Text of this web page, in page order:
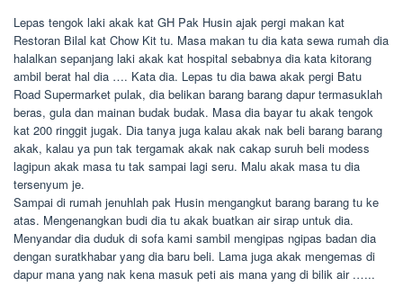
Lepas tengok laki akak kat GH Pak Husin ajak pergi makan kat
Restoran Bilal kat Chow Kit tu. Masa makan tu dia kata sewa rumah dia
halalkan sepanjang laki akak kat hospital sebabnya dia kata kitorang
ambil berat hal dia …. Kata dia. Lepas tu dia bawa akak pergi Batu
Road Supermarket pulak, dia belikan barang barang dapur termasuklah
beras, gula dan mainan budak budak. Masa dia bayar tu akak tengok
kat 200 ringgit jugak. Dia tanya juga kalau akak nak beli barang barang
akak, kalau ya pun tak tergamak akak nak cakap suruh beli modess
lagipun akak masa tu tak sampai lagi seru. Malu akak masa tu dia
tersenyum je.
Sampai di rumah jenuhlah pak Husin mengangkut barang barang tu ke
atas. Mengenangkan budi dia tu akak buatkan air sirap untuk dia.
Menyandar dia duduk di sofa kami sambil mengipas ngipas badan dia
dengan suratkhabar yang dia baru beli. Lama juga akak mengemas di
dapur mana yang nak kena masuk peti ais mana yang di bilik air .…..